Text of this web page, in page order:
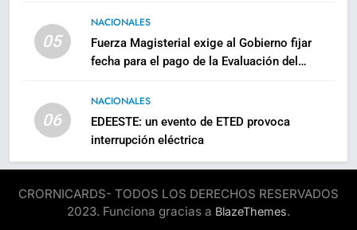
05
NACIONALES
Fuerza Magisterial exige al Gobierno fijar
fecha para el pago de la Evaluación del
06
NACIONALES
EDEESTE: un evento de ETED provoca
interrupción eléctrica
CRORNICARDS- TODOS LOS DERECHOS RESERVADOS
2023. Funciona gracias a BlazeThemes.